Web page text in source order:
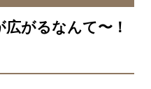
がるなんて〜！